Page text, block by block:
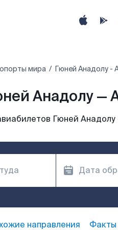
мира Гюней Анадолу -
Анадолу —
Гюней
направления Факты